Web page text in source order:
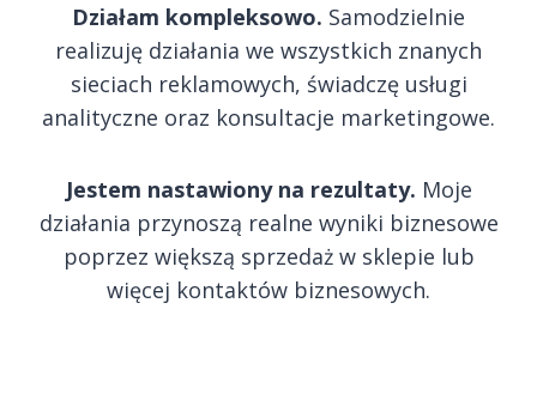
Działam kompleksowo. Samodzielnie
realizuję działania we wszystkich znanych
sieciach reklamowych, świadczę usługi
analityczne oraz konsultacje marketingowe.
Jestem nastawiony na rezultaty. Moje
działania przynoszą realne wyniki biznesowe
poprzez większą sprzedaż w sklepie lub
więcej kontaktów biznesowych.